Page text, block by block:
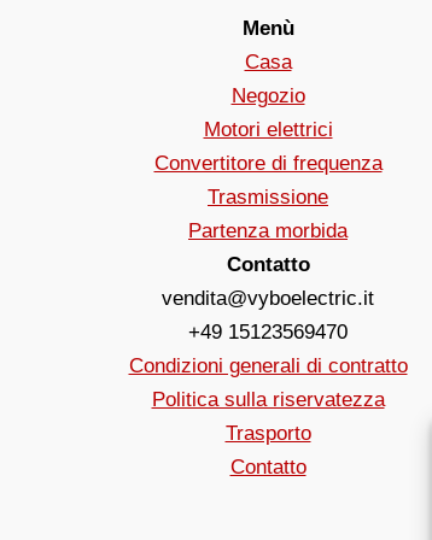
Menù
Casa
Negozio
Motori elettrici
Convertitore di frequenza
Trasmissione
Partenza morbida
Contatto
vendita@vyboelectric.it
+49 15123569470
Condizioni generali di contratto
Politica sulla riservatezza
Trasporto
Contatto